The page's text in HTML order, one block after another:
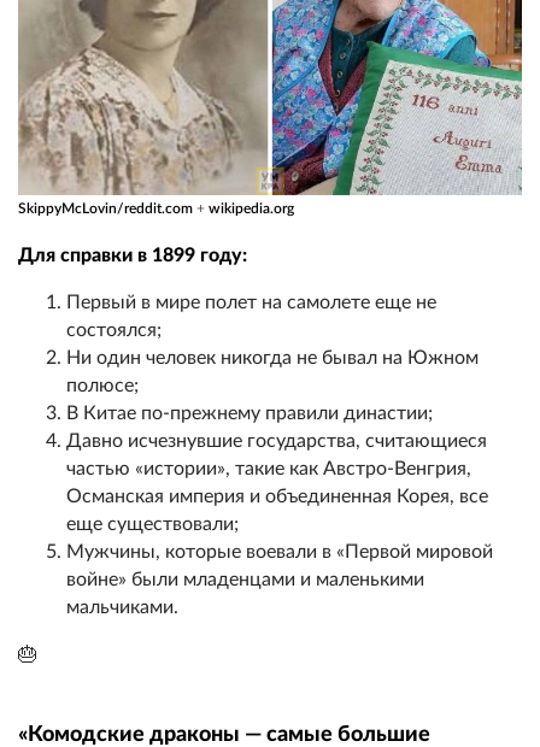
SkippyMcLovin/reddit.com + wikipedia.org
Для справки в 1899 году:
Первый в мире полет на самолете еще не
состоялся;
Ни один человек никогда не бывал на Южном
полюсе;
В Китае по-прежнему правили династии;
Давно исчезнувшие государства, считающиеся
частью «истории», такие как Австро-Венгрия,
Османская империя и объединенная Корея, все
еще существовали;
Мужчины, которые воевали в «Первой мировой
войне» были младенцами и маленькими
мальчиками.
🎂
«Комодские драконы — самые большие